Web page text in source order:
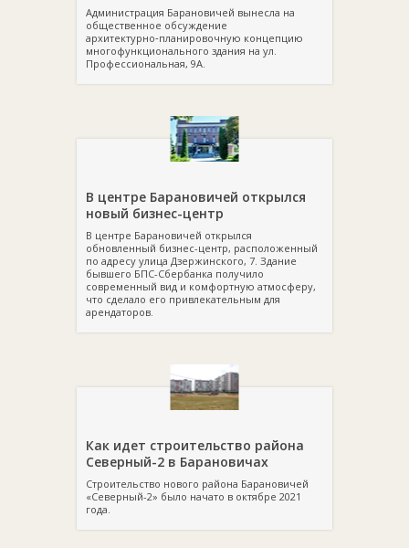
Администрация Барановичей вынесла на
общественное обсуждение
архитектурно‑планировочную концепцию
многофункционального здания на ул.
Профессиональная, 9А.
В центре Барановичей открылся
новый бизнес-центр
В центре Барановичей открылся
обновленный бизнес-центр, расположенный
по адресу улица Дзержинского, 7. Здание
бывшего БПС-Сбербанка получило
современный вид и комфортную атмосферу,
что сделало его привлекательным для
арендаторов.
Как идет строительство района
Северный-2 в Барановичах
Строительство нового района Барановичей
«Северный-2» было начато в октябре 2021
года.